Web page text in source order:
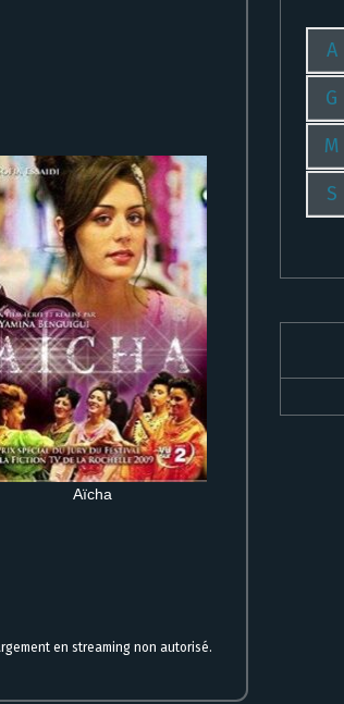
Aïcha
en streaming non autorisé.
A
G
M
S